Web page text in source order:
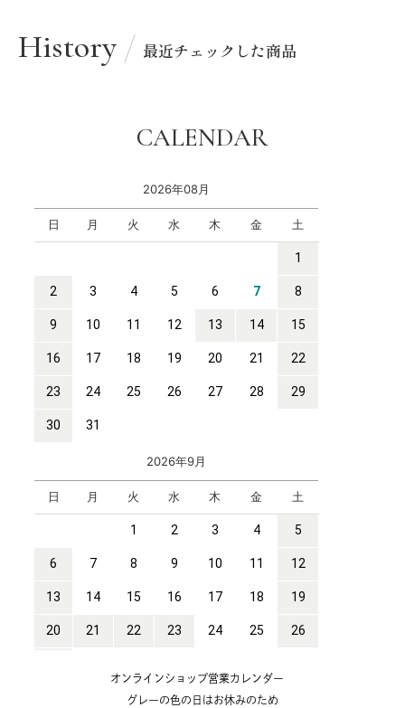
History 最近チェックした商品
CALENDAR
オンラインショップ営業カレンダー
グレーの色の日はお休みのため